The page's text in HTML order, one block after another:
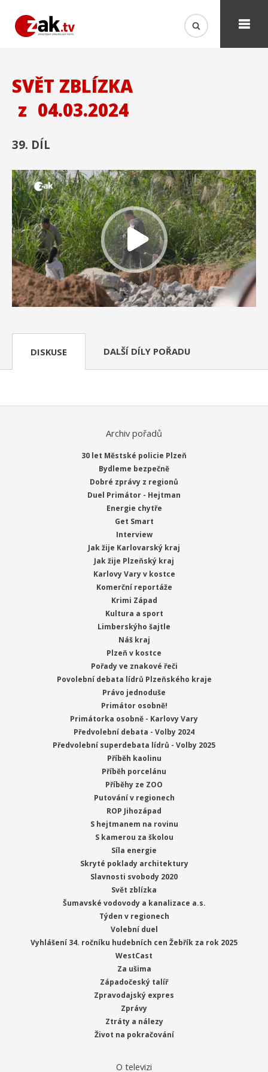
SVĚT ZBLÍZKA
z 04.03.2024
39. DÍL
DISKUSE DALŠÍ DÍLY POŘADU
Archiv pořadů
30 let Městské policie Plzeň
Bydleme bezpečně
Dobré zprávy z regionů
Duel Primátor - Hejtman
Energie chytře
Get Smart
Interview
Jak žije Karlovarský kraj
Jak žije Plzeňský kraj
Karlovy Vary v kostce
Komerční reportáže
Krimi Západ
Kultura a sport
Limberskýho šajtle
Náš kraj
Plzeň v kostce
Pořady ve znakové řeči
Povolební debata lídrů Plzeňského kraje
Právo jednoduše
Primátor osobně!
Primátorka osobně - Karlovy Vary
Předvolební debata - Volby 2024
Předvolební superdebata lídrů - Volby 2025
Příběh kaolinu
Příběh porcelánu
Příběhy ze ZOO
Putování v regionech
ROP Jihozápad
S hejtmanem na rovinu
S kamerou za školou
Síla energie
Skryté poklady architektury
Slavnosti svobody 2020
Svět zblízka
Šumavské vodovody a kanalizace a.s.
Týden v regionech
Volební duel
Vyhlášení 34. ročníku hudebních cen Žebřík za rok 2025
WestCast
Za ušima
Západočeský talíř
Zpravodajský expres
Zprávy
Ztráty a nálezy
Život na pokračování
O televizi